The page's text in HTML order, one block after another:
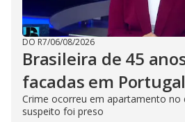
DO R7/06/08/2026
Brasileira de 45
facadas em Portugal
Crime ocorreu em apartamento no
suspeito foi preso